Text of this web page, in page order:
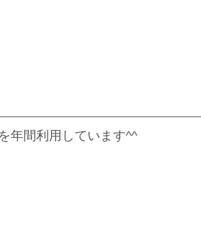
を年間利用しています^^